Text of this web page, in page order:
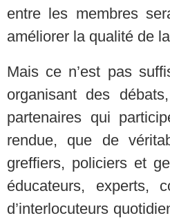
entre les membres
améliorer la qualité de
Mais ce n’est pas
organisant des
partenaires qui
rendue, que de
greffiers, policiers et
éducateurs, experts,
d’interlocuteurs